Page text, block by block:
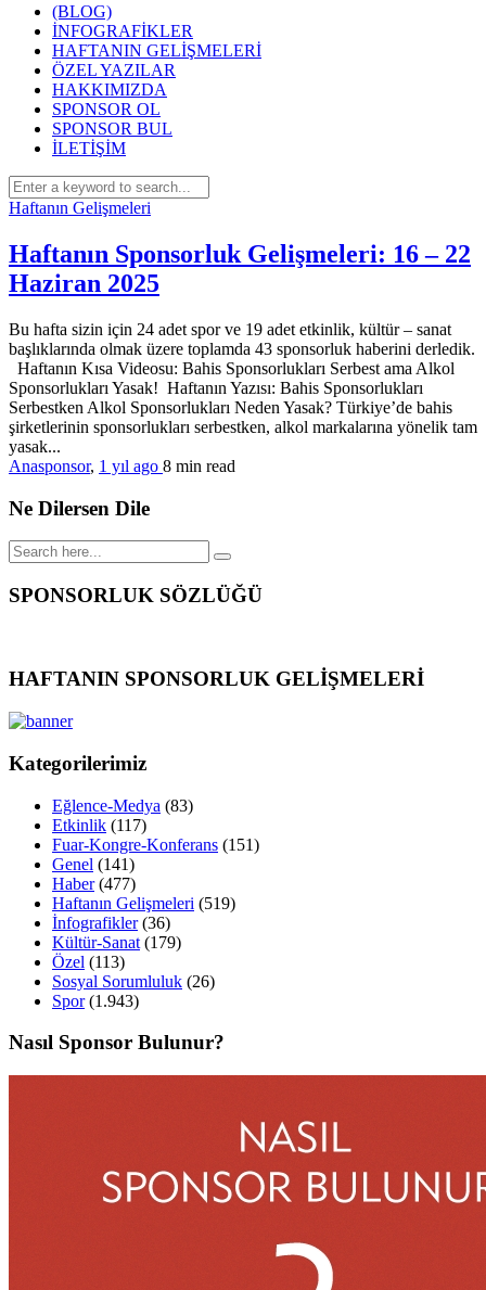
(BLOG)
İNFOGRAFİKLER
HAFTANIN GELİŞMELERİ
ÖZEL YAZILAR
HAKKIMIZDA
SPONSOR OL
SPONSOR BUL
İLETİŞİM
Haftanın Gelişmeleri
Haftanın Sponsorluk Gelişmeleri: 16 – 22
Haziran 2025
Bu hafta sizin için 24 adet spor ve 19 adet etkinlik, kültür – sanat
başlıklarında olmak üzere toplamda 43 sponsorluk haberini derledik.
Haftanın Kısa Videosu: Bahis Sponsorlukları Serbest ama Alkol
Sponsorlukları Yasak! Haftanın Yazısı: Bahis Sponsorlukları
Serbestken Alkol Sponsorlukları Neden Yasak? Türkiye’de bahis
şirketlerinin sponsorlukları serbestken, alkol markalarına yönelik tam
yasak...
Anasponsor, 1 yıl ago 8 min read
Ne Dilersen Dile
SPONSORLUK SÖZLÜĞÜ
HAFTANIN SPONSORLUK GELİŞMELERİ
Kategorilerimiz
Eğlence-Medya (83)
Etkinlik (117)
Fuar-Kongre-Konferans (151)
Genel (141)
Haber(477)
Haftanın Gelişmeleri (519)
İnfografikler(36)
Kültür-Sanat (179)
Özel (113)
Sosyal Sorumluluk (26)
Spor(1.943)
Nasıl Sponsor Bulunur?